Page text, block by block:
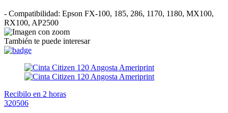
- Compatibilidad: Epson FX-100, 185, 286, 1170, 1180, MX100,
RX100, AP2500
También te puede interesar
Recibilo en 2 horas
320506